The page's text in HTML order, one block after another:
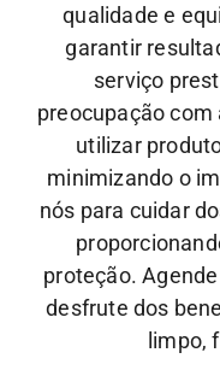
qualidade e
garantir
serviço
preocupação
utilizar
minimizando o
nós para cuidar
proteção.
desfrute dos
limpo,